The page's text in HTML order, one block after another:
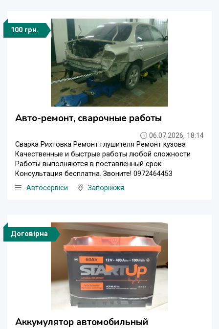
100 грн.
Авто-ремонт, сварочные работы
06.07.2026, 18:14
Сварка Рихтовка Ремонт глушителя Ремонт кузова
Качественные и быстрые работы любой сложности
Работы выполняются в поставленный срок
Консультация бесплатна. Звоните! 0972464453
Автосервіси
Запоріжжя
Договірна
Аккумулятор автомобильный